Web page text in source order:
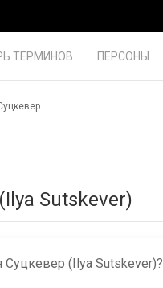
ТЕРМИНОВ ПЕРСОНЫ
(Ilya Sutskever)
Суцкевер (Ilya Sutskever)?